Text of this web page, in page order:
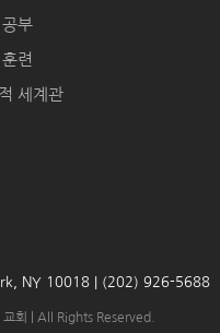
부
련
세계관
NY 10018 | (202) 926-5688
회 | All Rights Reserved.